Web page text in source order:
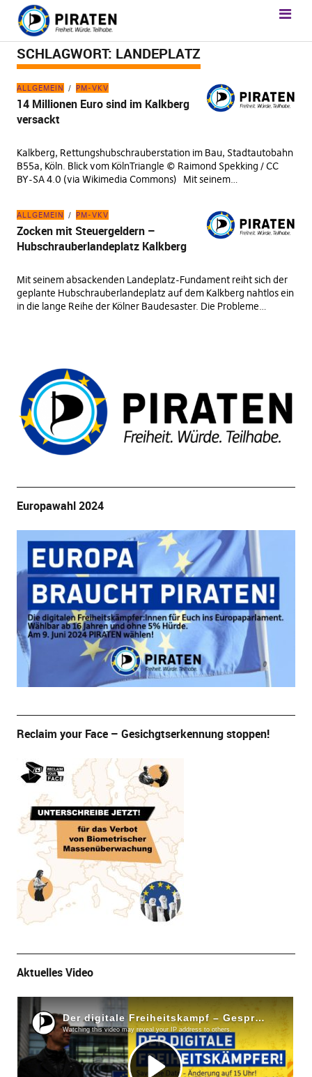
SCHLAGWORT: LANDEPLATZ
ALLGEMEIN PM-VKV
14 Millionen Euro sind im Kalkberg
versackt
Kalkberg, Rettungshubschrauberstation im Bau, Stadtautobahn
B55a, Köln. Blick vom KölnTriangle © Raimond Spekking / CC
BY-SA 4.0 (via Wikimedia Commons) Mit seinem…
ALLGEMEIN PM-VKV
Zocken mit Steuergeldern –
Hubschrauberlandeplatz Kalkberg
Mit seinem absackenden Landeplatz-Fundament reiht sich der
geplante Hubschrauberlandeplatz auf dem Kalkberg nahtlos ein
in die lange Reihe der Kölner Baudesaster. Die Probleme…
Europawahl 2024
Reclaim your Face – Gesichgtserkennung stoppen!
Aktuelles Video